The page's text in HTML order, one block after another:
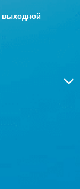
выходной